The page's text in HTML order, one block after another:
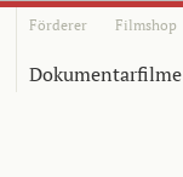
Förderer Filmshop
Dokumentarfilme